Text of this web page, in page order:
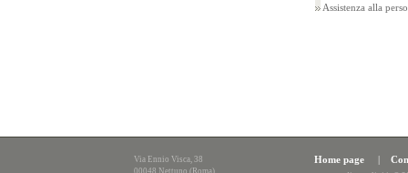
Assistenza alla
Via Ennio Visca, 38
00048 Nettuno (Roma)
Home page |